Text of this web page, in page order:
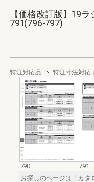
【価格改訂版】19
791(796-797)
特注対応品 特注寸法対応
790
791
お探しのページは「カタ